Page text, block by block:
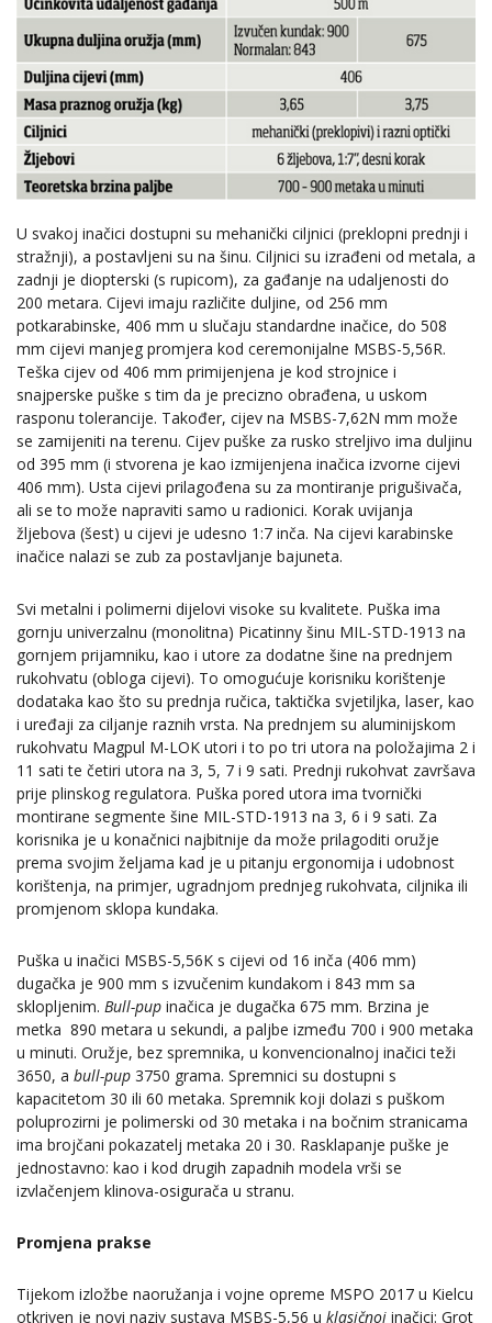
U svakoj inačici dostupni su mehanički ciljnici (preklopni prednji i
stražnji), a postavljeni su na šinu. Ciljnici su izrađeni od metala, a
zadnji je diopterski (s rupicom), za gađanje na udaljenosti do
200 metara. Cijevi imaju različite duljine, od 256 mm
potkarabinske, 406 mm u slučaju standardne inačice, do 508
mm cijevi manjeg promjera kod ceremonijalne MSBS-5,56R.
Teška cijev od 406 mm primijenjena je kod strojnice i
snajperske puške s tim da je precizno obrađena, u uskom
rasponu tolerancije. Također, cijev na MSBS-7,62N mm može
se zamijeniti na terenu. Cijev puške za rusko streljivo ima duljinu
od 395 mm (i stvorena je kao izmijenjena inačica izvorne cijevi
406 mm). Usta cijevi prilagođena su za montiranje prigušivača,
ali se to može napraviti samo u radionici. Korak uvijanja
žljebova (šest) u cijevi je udesno 1:7 inča. Na cijevi karabinske
inačice nalazi se zub za postavljanje bajuneta.
Svi metalni i polimerni dijelovi visoke su kvalitete. Puška ima
gornju univerzalnu (monolitna) Picatinny šinu MIL-STD-1913 na
gornjem prijamniku, kao i utore za dodatne šine na prednjem
rukohvatu (obloga cijevi). To omogućuje korisniku korištenje
dodataka kao što su prednja ručica, taktička svjetiljka, laser, kao
i uređaji za ciljanje raznih vrsta. Na prednjem su aluminijskom
rukohvatu Magpul M-LOK utori i to po tri utora na položajima 2 i
11 sati te četiri utora na 3, 5, 7 i 9 sati. Prednji rukohvat završava
prije plinskog regulatora. Puška pored utora ima tvornički
montirane segmente šine MIL-STD-1913 na 3, 6 i 9 sati. Za
korisnika je u konačnici najbitnije da može prilagoditi oružje
prema svojim željama kad je u pitanju ergonomija i udobnost
korištenja, na primjer, ugradnjom prednjeg rukohvata, ciljnika ili
promjenom sklopa kundaka.
Puška u inačici MSBS-5,56K s cijevi od 16 inča (406 mm)
dugačka je 900 mm s izvučenim kundakom i 843 mm sa
sklopljenim. Bull-pup inačica je dugačka 675 mm. Brzina je
metka 890 metara u sekundi, a paljbe između 700 i 900 metaka
u minuti. Oružje, bez spremnika, u konvencionalnoj inačici teži
3650, a bull-pup 3750 grama. Spremnici su dostupni s
kapacitetom 30 ili 60 metaka. Spremnik koji dolazi s puškom
poluprozirni je polimerski od 30 metaka i na bočnim stranicama
ima brojčani pokazatelj metaka 20 i 30. Rasklapanje puške je
jednostavno: kao i kod drugih zapadnih modela vrši se
izvlačenjem klinova-osigurača u stranu.
Promjena prakse
Tijekom izložbe naoružanja i vojne opreme MSPO 2017 u Kielcu
otkriven je novi naziv sustava MSBS-5,56 u klasičnoj inačici: Grot